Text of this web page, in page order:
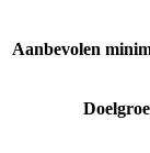
Aanbevolen